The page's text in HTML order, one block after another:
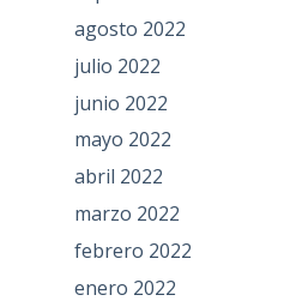
agosto 2022
julio 2022
junio 2022
mayo 2022
abril 2022
marzo 2022
febrero 2022
enero 2022